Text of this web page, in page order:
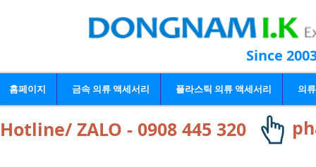
Since
홈페이지 금속 의류 액세서리 플라스틱 의류 액세서리 의
Hotline/ ZALO - 0908 445 320